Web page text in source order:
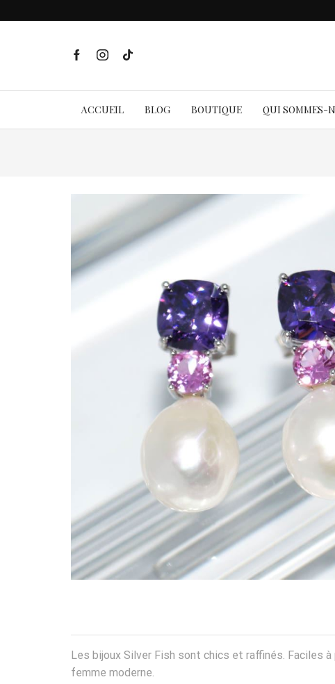
ACCUEIL BLOG BOUTIQUE QUI SOMMES-
Les bijoux Silver Fish sont chics et raffinés. Faciles
femme moderne.